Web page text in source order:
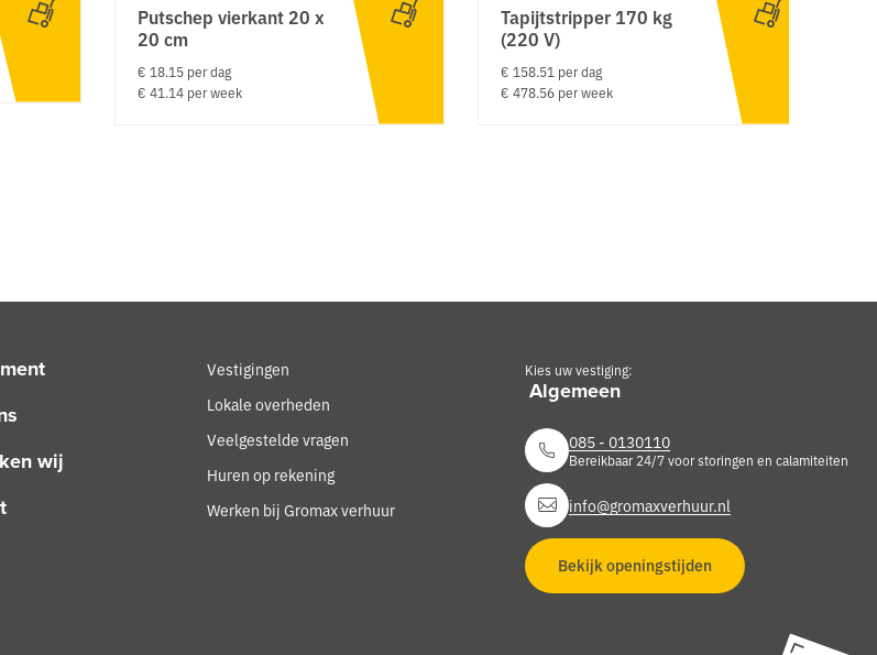
Putschep vierkant 20 x
20 cm
€ 18.15 per dag
€ 41.14 per week
Tapijtstripper 170 kg
(220 V)
€ 158.51 per dag
€ 478.56 per week
wij
Vestigingen
Lokale overheden
Veelgestelde vragen
Huren op rekening
Werken bij Gromax verhuur
Kies uw vestiging:
085 - 0130110
Bereikbaar 24/7 voor storingen en calamiteiten
info@gromaxverhuur.nl
Bekijk openingstijden